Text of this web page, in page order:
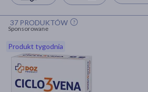
Hit
Hit
37 PRODUKTÓW
Sponsorowane
Produkt tygodnia